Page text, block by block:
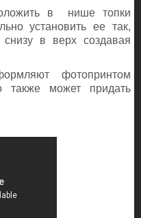
в нише топки
установить ее так,
в верх создавая
фотопринтом
также может придать